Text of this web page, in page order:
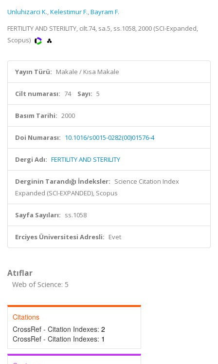
Unluhizarci K.,Kelestimur F.,Bayram F.
FERTILITY AND STERILITY, cilt.74, sa.5, ss.1058, 2000 (SCI-Expanded,
Scopus)
Yayın Türü: Makale / Kısa Makale
Cilt numarası: 74 Sayı: 5
Basım Tarihi: 2000
Doi Numarası: 10.1016/s0015-0282(00)01576-4
Dergi Adı: FERTILITY AND STERILITY
Derginin Tarandığı İndeksler: Science Citation Index
Expanded (SCI-EXPANDED), Scopus
Sayfa Sayıları: ss.1058
Erciyes Üniversitesi Adresli: Evet
Atıflar
Web of Science: 5
Citations
CrossRef - Citation Indexes: 2
CrossRef - Citation Indexes: 1